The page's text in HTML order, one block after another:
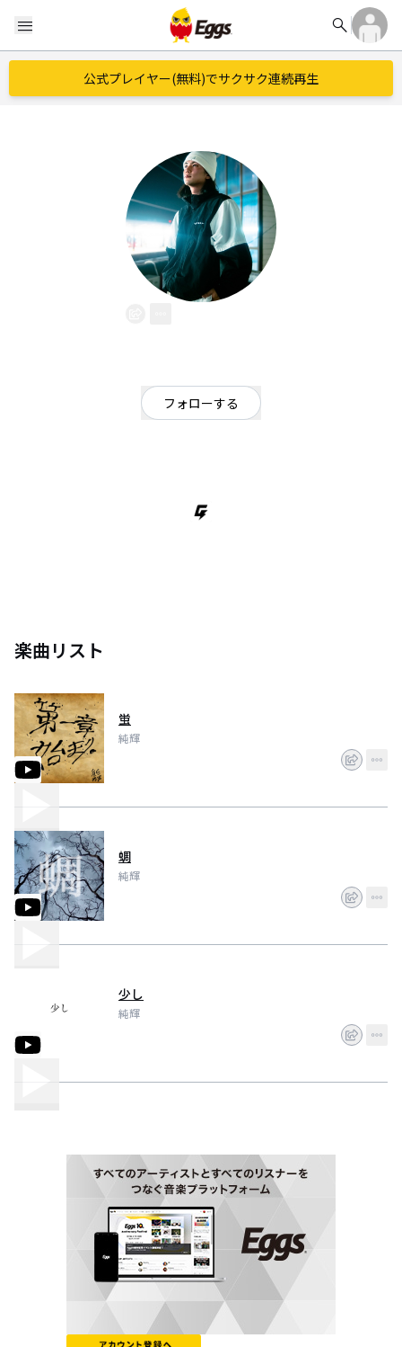
menu search
公式プレイヤー(無料)でサクサク連続再生
フォローする
楽曲リスト
蛍
純輝
蜩
純輝
少し
純輝